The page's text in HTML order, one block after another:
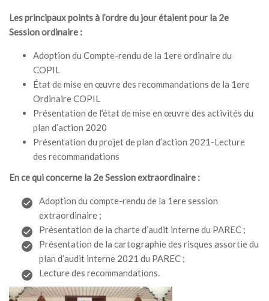
LANGUES
Les principaux points à l’ordre du jour étaient pour la 2e
Session ordinaire :
Adoption du Compte-rendu de la 1ere ordinaire du
COPIL
État de mise en œuvre des recommandations de la 1ere
Ordinaire COPIL
Présentation de l’état de mise en œuvre des activités du
plan d’action 2020
Présentation du projet de plan d’action 2021-Lecture
des recommandations
En ce qui concerne la 2e Session extraordinaire :
Adoption du compte-rendu de la 1ere session
extraordinaire ;
Présentation de la charte d’audit interne du PAREC ;
Présentation de la cartographie des risques assortie du
plan d’audit interne 2021 du PAREC ;
Lecture des recommandations.